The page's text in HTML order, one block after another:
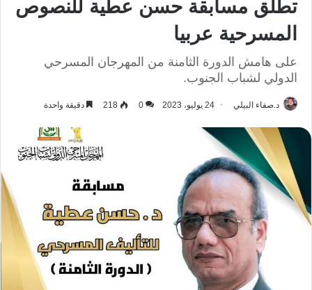
تطلق مسابقة حسن عطية للنصوص
المسرحية عربيا
على هامش الدورة الثامنة من المهرجان المسرحي
الدولي لشباب الجنوب.
د.صفاء البيلي 24 يوليو، 2023 0
218 دقيقة واحدة